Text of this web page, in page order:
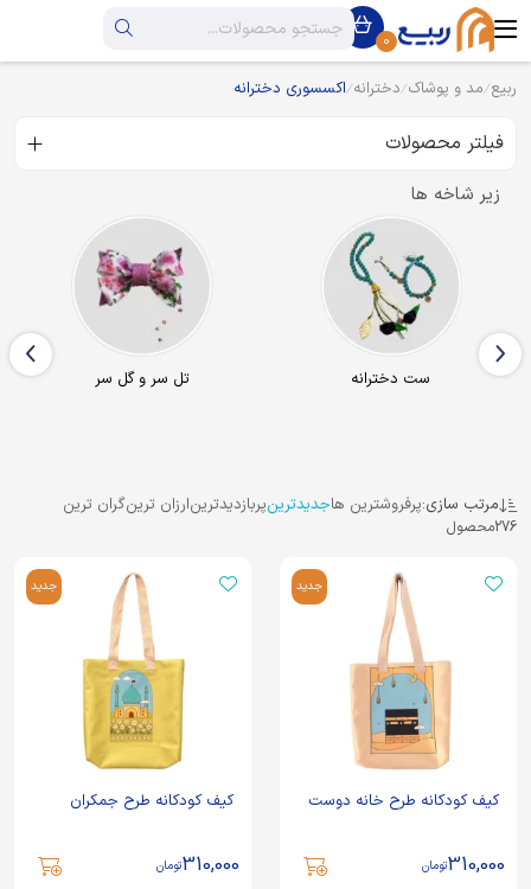
0
ربیع مد و پوشاک دخترانه اکسسوری دخترانه
فیلتر محصولات
زیر شاخه ها
تل سر و گل سر
مرتب سازی:پرفروشترین هاجدیدترینپربازدیدترینارزان ترینگران ترین
276محصول
جدید
کیف کودکانه طرح خانه دوست
310,000تومان
جدید
کیف کودکانه طرح جمکران
310,000تومان